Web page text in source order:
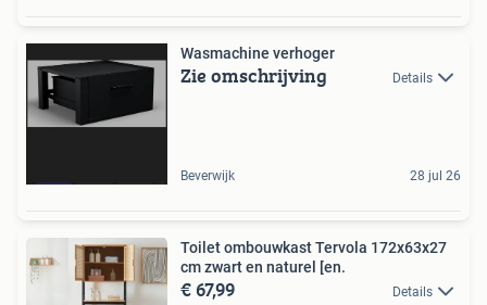
Wasmachine verhoger
Zie omschrijving Details
Beverwijk 28 jul 26
Toilet ombouwkast Tervola 172x63x27
cm zwart en naturel [en.
€ 67,99 Details